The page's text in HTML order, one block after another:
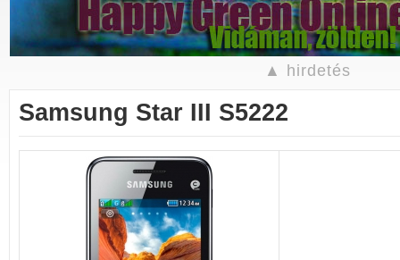
▲ hirdetés
Samsung Star III S5222